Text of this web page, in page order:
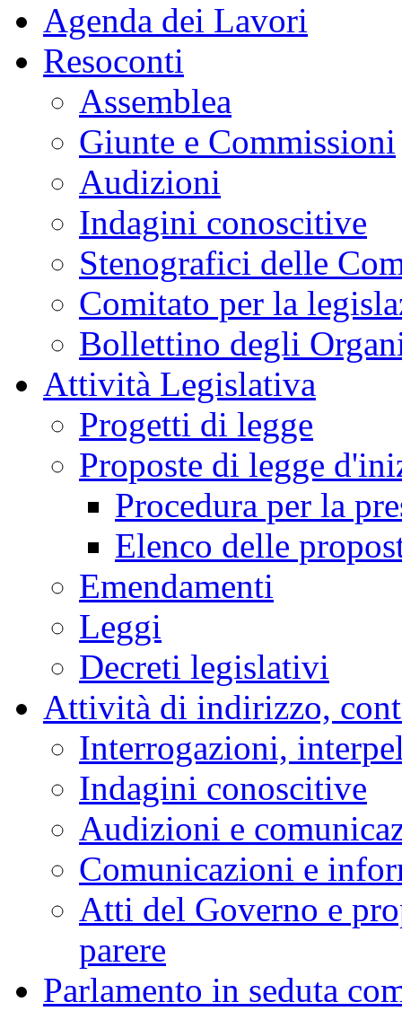
Agenda dei Lavori
Resoconti
Assemblea
Giunte e Commissioni
Audizioni
Indagini conoscitive
Stenografici delle
Comitato per la
Bollettino degli
Attività Legislativa
Progetti di legge
Proposte di legge
Procedura per la
Elenco delle
Emendamenti
Leggi
Decreti legislativi
Attività di indirizzo,
Interrogazioni,
Indagini conoscitive
Audizioni e
Comunicazioni e
Atti del Governo e
parere
Parlamento in seduta